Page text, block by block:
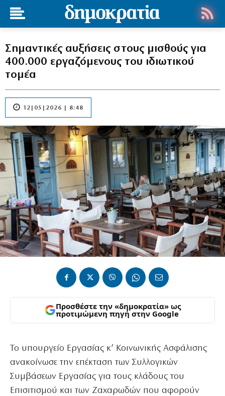
Σημαντικές αυξήσεις στους μισθούς για
400.000 εργαζόμενους του ιδιωτικού
τομέα
12|05|2026 | 8:48
Προσθέστε την «δημοκρατία» ως
προτιμώμενη πηγή στην Google
Το υπουργείο Εργασίας κ’ Κοινωνικής Ασφάλισης
ανακοίνωσε την επέκταση των Συλλογικών
Συμβάσεων Εργασίας για τους κλάδους του
Επισιτισμού και των Ζαχαρωδών που αφορούν